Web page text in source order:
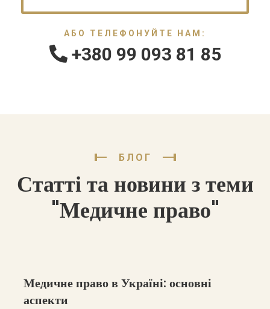
АБО ТЕЛЕФОНУЙТЕ НАМ:
+380 99 093 81 85
БЛОГ
Статті та новини з теми
"Медичне право"
Медичне право в Україні: основні
аспекти